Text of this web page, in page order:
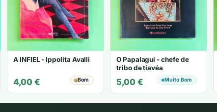
A INFIEL - Ippolita Avalli
4,00 € Bom
O Papalagui - chefe de
tribo de tiavéa
5,00 € Muito Bom